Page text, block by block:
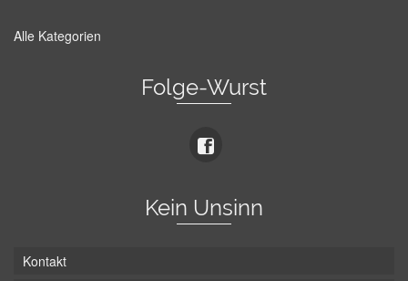
Alle Kategorien
Folge-Wurst
Kein Unsinn
Kontakt